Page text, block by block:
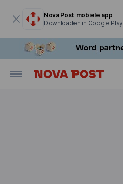
Nova Post mobiele app
Downloaden in Google Play